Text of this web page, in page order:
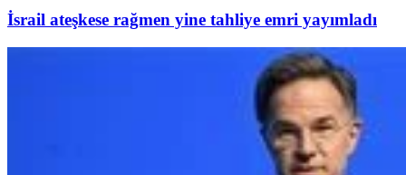
İsrail ateşkese rağmen yine tahliye emri yayımladı